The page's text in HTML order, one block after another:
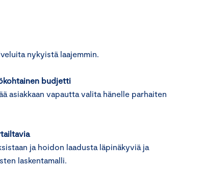
nykyistä laajemmin.
budjetti
asiakkaan vapautta valita hänelle parhaiten
ja hoidon laadusta läpinäkyviä ja
laskentamalli.